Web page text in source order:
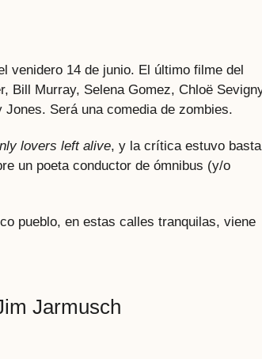
venidero 14 de junio. El último filme del
Bill Murray, Selena Gomez, Chloë
Será una comedia de zombies.
lovers left alive, y la crítica estuvo
un poeta conductor de ómnibus (y/o
pueblo, en estas calles tranquilas, viene
Jarmusch